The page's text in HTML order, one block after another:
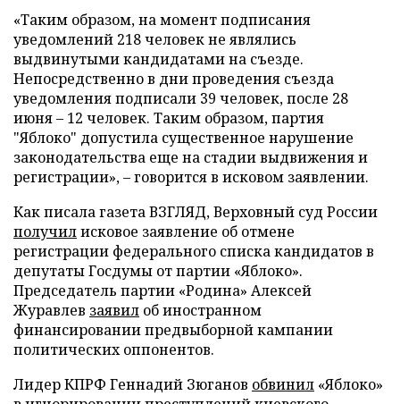
«Таким образом, на момент подписания
уведомлений 218 человек не являлись
выдвинутыми кандидатами на съезде.
Непосредственно в дни проведения съезда
уведомления подписали 39 человек, после 28
июня – 12 человек. Таким образом, партия
"Яблоко" допустила существенное нарушение
законодательства еще на стадии выдвижения и
регистрации», – говорится в исковом заявлении.
Как писала газета ВЗГЛЯД, Верховный суд России
получилисковое заявление об отмене
регистрации федерального списка кандидатов в
депутаты Госдумы от партии «Яблоко».
Председатель партии «Родина» Алексей
Журавлев заявил об иностранном
финансировании предвыборной кампании
политических оппонентов.
Лидер КПРФ Геннадий Зюганов обвинил «Яблоко»